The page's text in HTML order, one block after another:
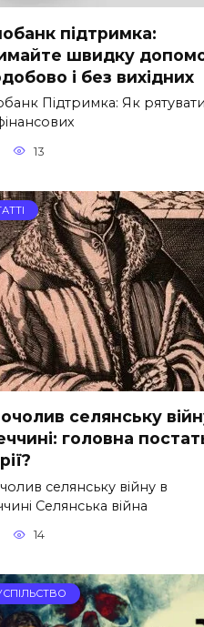
підтримка:
швидку
і без вихідних
Підтримка: Як
фінансових
13
селянську
головна
селянську війну в
Селянська війна
14